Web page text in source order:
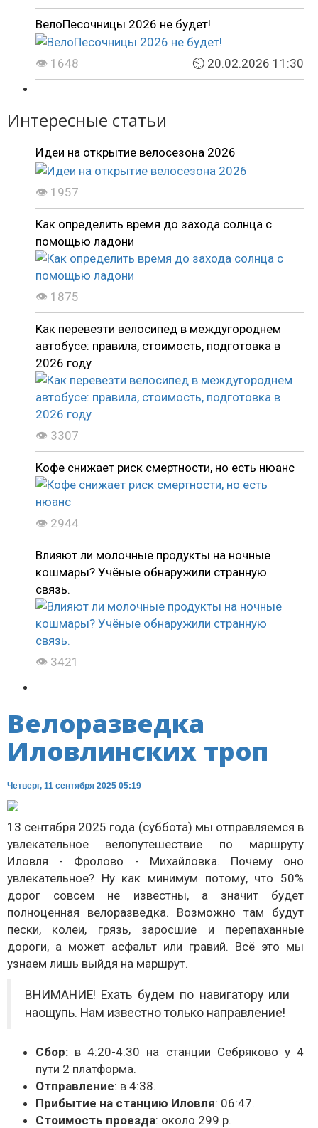
ВелоПесочницы 2026 не будет!
👁 1648 ⏲ 20.02.2026 11:30
Интересные статьи
Идеи на открытие велосезона 2026
👁 1957
Как определить время до захода солнца с
помощью ладони
👁 1875
Как перевезти велосипед в междугороднем
автобусе: правила, стоимость, подготовка в
2026 году
👁 3307
Кофе снижает риск смертности, но есть нюанс
👁 2944
Влияют ли молочные продукты на ночные
кошмары? Учёные обнаружили странную
связь.
👁 3421
Велоразведка
Иловлинских троп
Четверг, 11 сентября 2025 05:19
13 сентября 2025 года (суббота) мы отправляемся в
увлекательное велопутешествие по маршруту
Иловля - Фролово - Михайловка. Почему оно
увлекательное? Ну как минимум потому, что 50%
дорог совсем не известны, а значит будет
полноценная велоразведка. Возможно там будут
пески, колеи, грязь, заросшие и перепаханные
дороги, а может асфальт или гравий. Всё это мы
узнаем лишь выйдя на маршрут.
ВНИМАНИЕ! Ехать будем по навигатору или
наощупь. Нам известно только направление!
Сбор: в 4:20-4:30 на станции Себряково у 4
пути 2 платформа.
Отправление: в 4:38.
Прибытие на станцию Иловля: 06:47.
Стоимость проезда: около 299 р.